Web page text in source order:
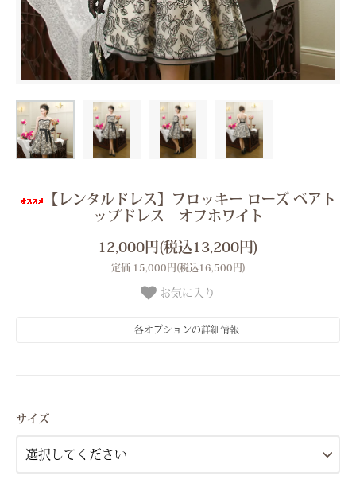
【レンタルドレス】フロッキー ローズ ベアト
ップドレス オフホワイト
12,000円(税込13,200円)
定価 15,000円(税込16,500円)
お気に入り
各オプションの詳細情報
サイズ